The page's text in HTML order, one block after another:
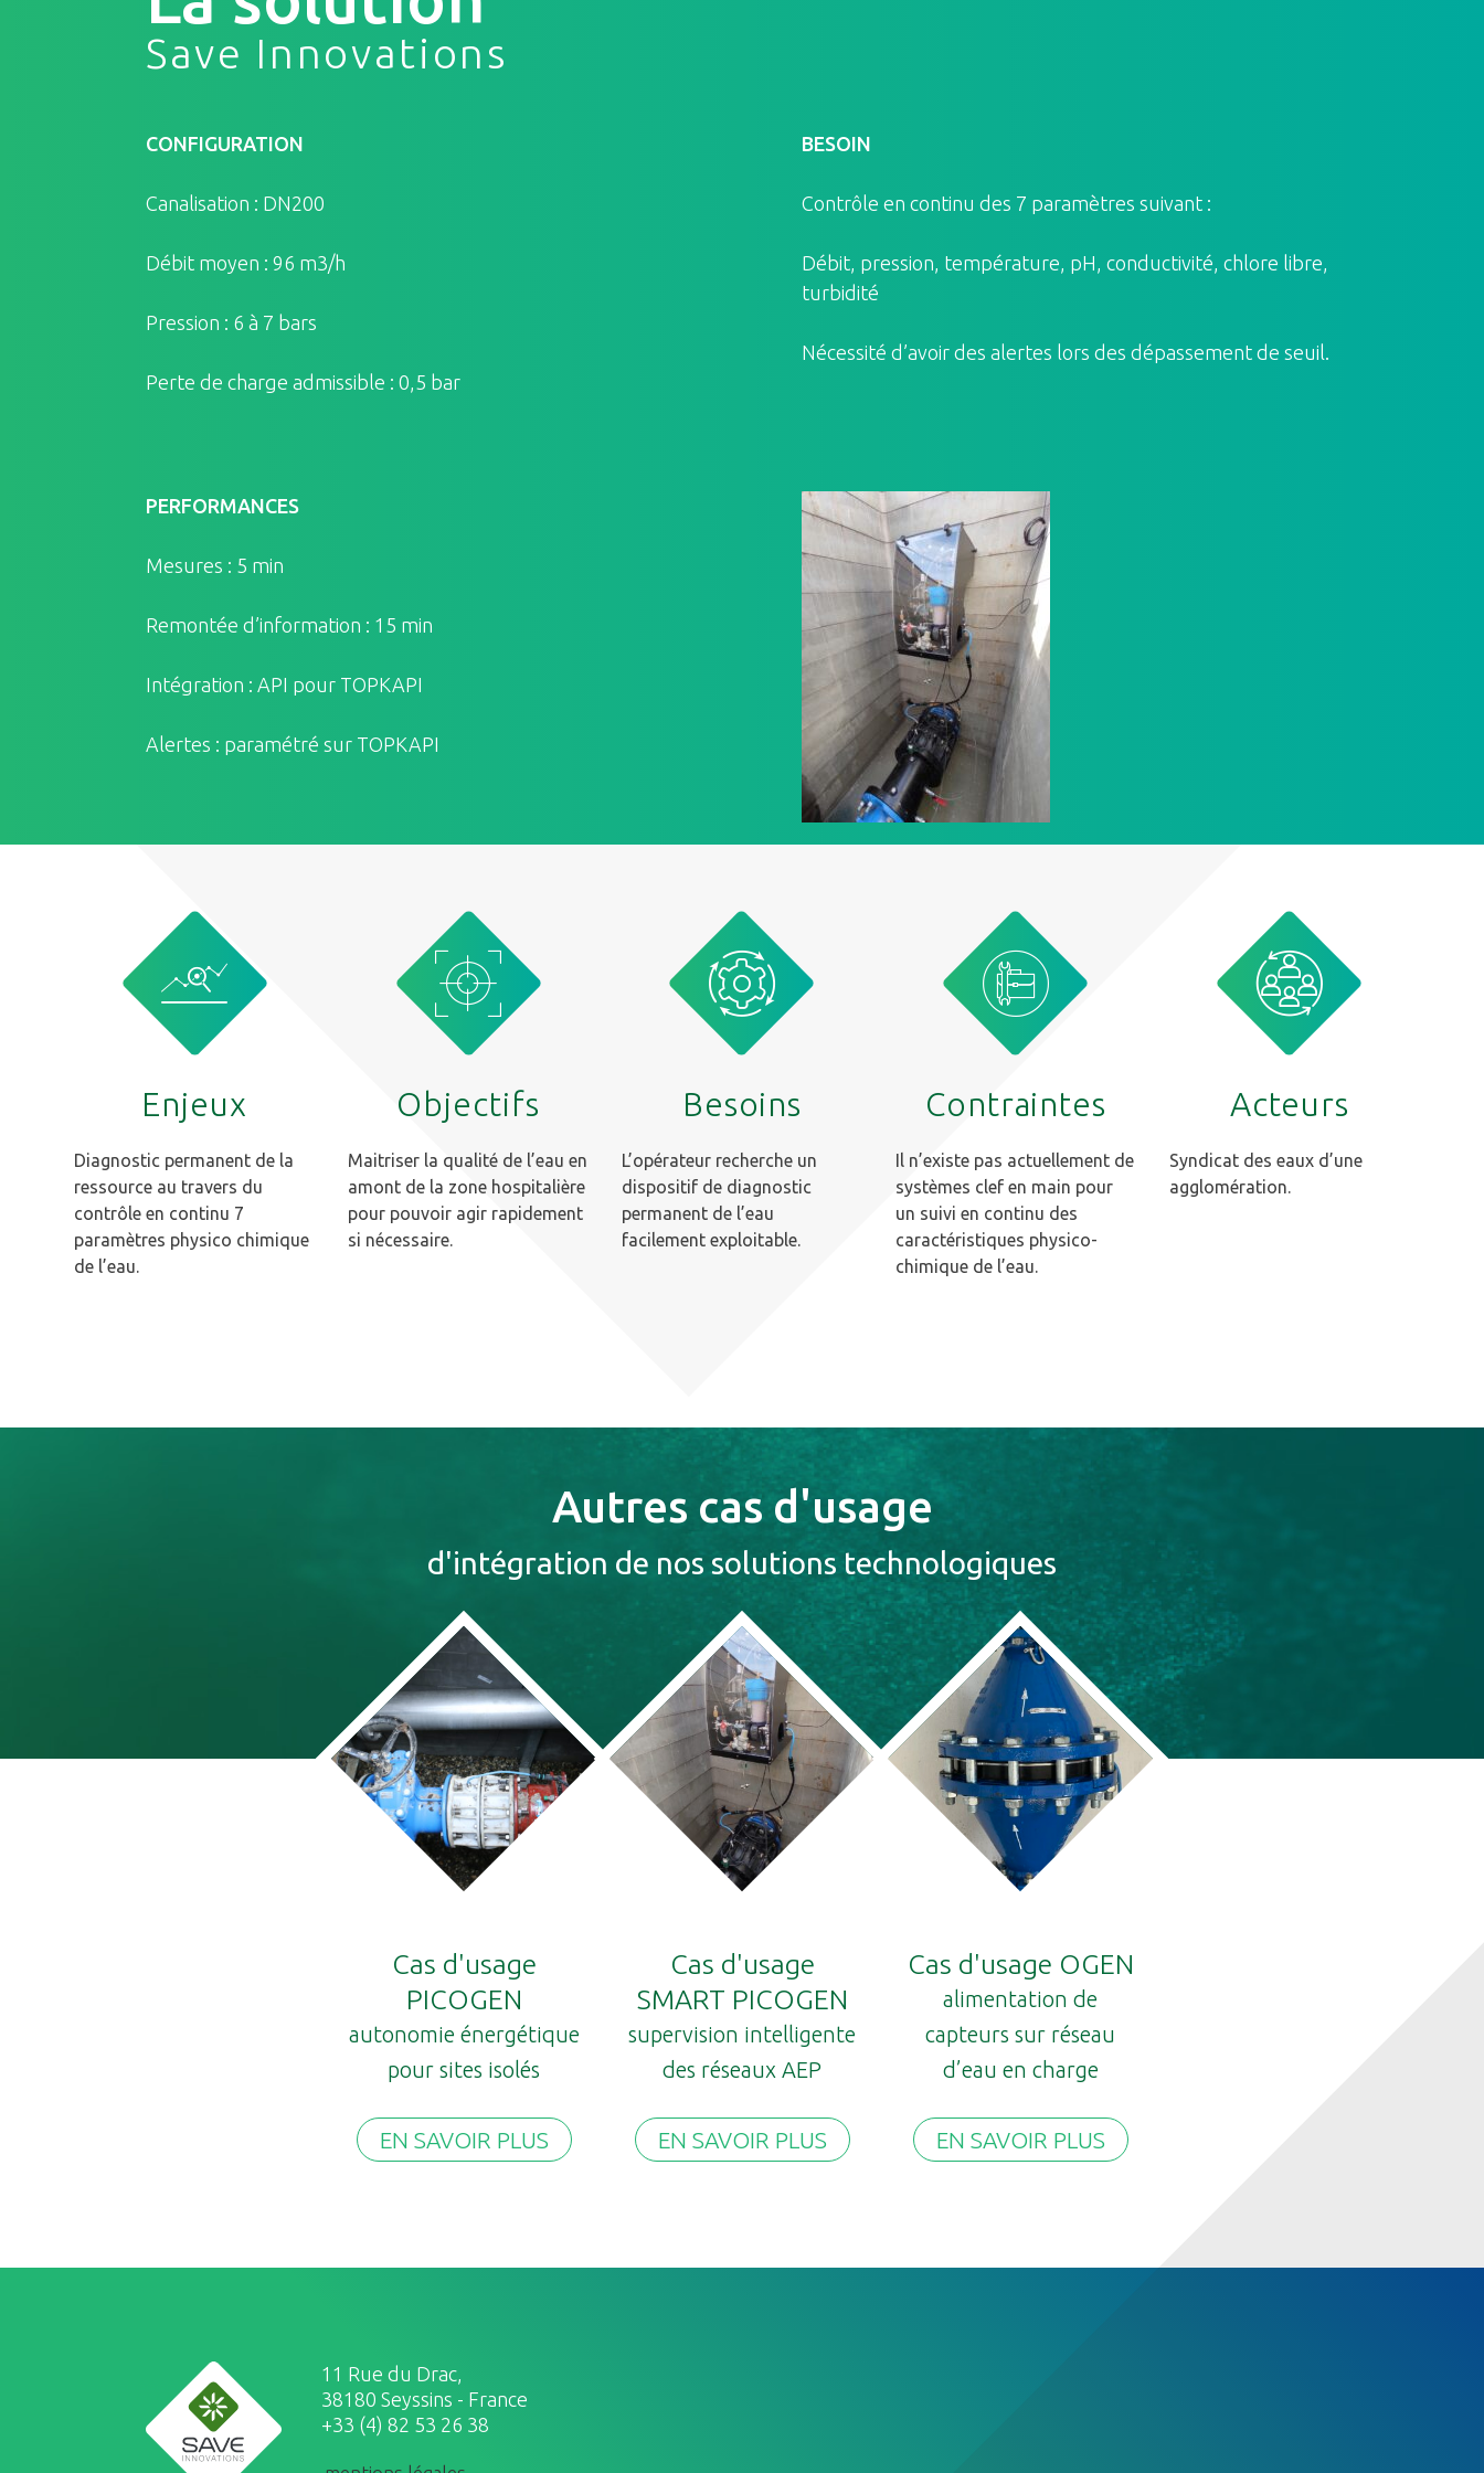
Save Innovations
CONFIGURATION
Canalisation : DN200
Débit moyen : 96 m3/h
Pression : 6 à 7 bars
Perte de charge admissible : 0,5 bar
BESOIN
Contrôle en continu des 7 paramètres suivant :
Débit, pression, température, pH, conductivité, chlore libre,
turbidité
Nécessité d’avoir des alertes lors des dépassement de seuil.
PERFORMANCES
Mesures : 5 min
Remontée d’information : 15 min
Intégration : API pour TOPKAPI
Alertes : paramétré sur TOPKAPI
Enjeux
Diagnostic permanent de la
ressource au travers du
contrôle en continu 7
paramètres physico chimique
de l’eau.
Objectifs
Maitriser la qualité de l’eau en
amont de la zone hospitalière
pour pouvoir agir rapidement
si nécessaire.
Besoins
L’opérateur recherche un
dispositif de diagnostic
permanent de l’eau
facilement exploitable.
Contraintes
Il n’existe pas actuellement de
systèmes clef en main pour
un suivi en continu des
caractéristiques physico-
chimique de l’eau.
Acteurs
Syndicat des eaux d’une
agglomération.
Autres cas d'usage
d'intégration de nos solutions technologiques
Cas d'usage
PICOGEN
autonomie énergétique
pour sites isolés
EN SAVOIR PLUS
Cas d'usage
SMART PICOGEN
supervision intelligente
des réseaux AEP
EN SAVOIR PLUS
Cas d'usage OGEN
alimentation de
capteurs sur réseau
d’eau en charge
EN SAVOIR PLUS
11 Rue du Drac,
38180 Seyssins - France
+33 (4) 82 53 26 38